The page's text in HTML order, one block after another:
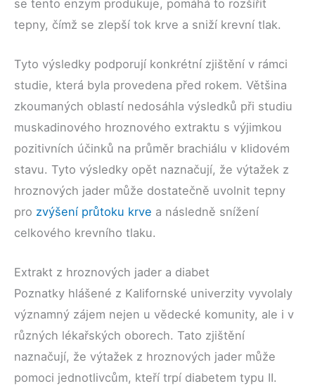
se tento enzym produkuje, pomáhá to rozšířit
tepny, čímž se zlepší tok krve a sniží krevní tlak.
Tyto výsledky podporují konkrétní zjištění v rámci
studie, která byla provedena před rokem. Většina
zkoumaných oblastí nedosáhla výsledků při studiu
muskadinového hroznového extraktu s výjimkou
pozitivních účinků na průměr brachiálu v klidovém
stavu. Tyto výsledky opět naznačují, že výtažek z
hroznových jader může dostatečně uvolnit tepny
pro zvýšení průtoku krve a následně snížení
celkového krevního tlaku.
Extrakt z hroznových jader a diabet
Poznatky hlášené z Kalifornské univerzity vyvolaly
významný zájem nejen u vědecké komunity, ale i v
různých lékařských oborech. Tato zjištění
naznačují, že výtažek z hroznových jader může
pomoci jednotlivcům, kteří trpí diabetem typu II.